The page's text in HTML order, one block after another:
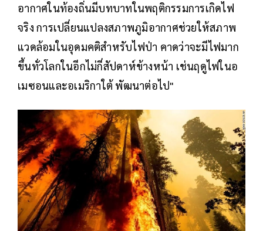
อากาศในท้องถิ่นมีบทบาทในพฤติกรรมการเกิดไฟ
จริง การเปลี่ยนแปลงสภาพภูมิอากาศช่วยให้สภาพ
แวดล้อมในอุดมคติสำหรับไฟป่า คาดว่าจะมีไฟมาก
ขึ้นทั่วโลกในอีกไม่กี่สัปดาห์ข้างหน้า เช่นฤดูไฟในอ
เมซอนและอเมริกาใต้ พัฒนาต่อไป"